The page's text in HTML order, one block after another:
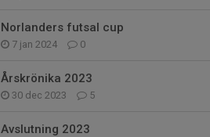
Norlanders futsal cup
7 jan 2024 0
Årskrönika 2023
30 dec 2023 5
Avslutning 2023